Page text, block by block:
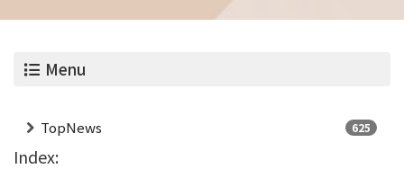
Menu
TopNews 625
Index: